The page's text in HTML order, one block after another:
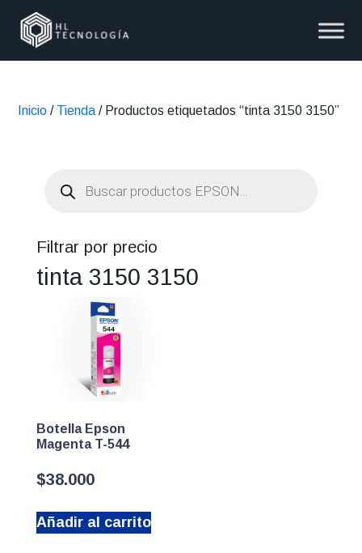
Inicio / Tienda / Productos etiquetados “tinta 3150 3150”
productos
Filtrar por precio
tinta 3150 3150
Botella Epson
Magenta T-544
$38.000
Añadir al carrito